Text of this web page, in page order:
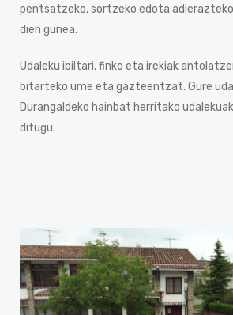
pentsatzeko, sortzeko edota
dien gunea.
Udaleku ibiltari, finko eta irekiak
bitarteko ume eta gazteentzat. Gure
Durangaldeko hainbat herritako
ditugu.